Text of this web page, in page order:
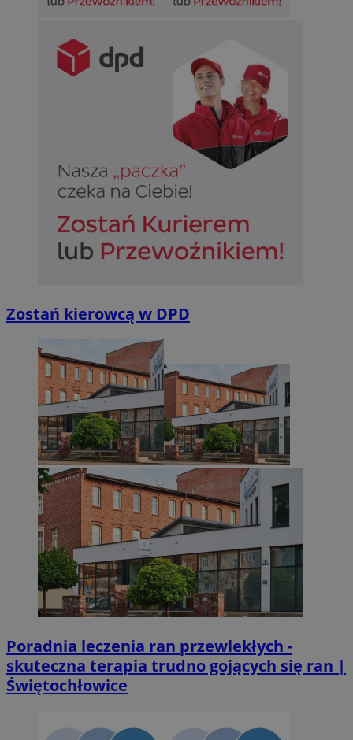
Zostań kierowcą w DPD
Poradnia leczenia ran przewlekłych -
skuteczna terapia trudno gojących się ran |
Świętochłowice